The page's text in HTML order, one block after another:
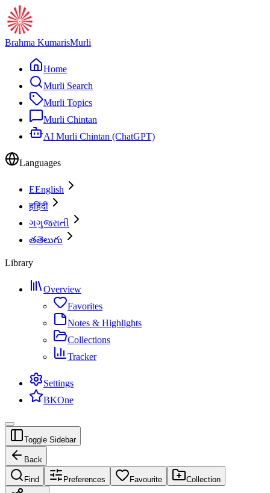
Brahma KumarisMurli
Home
Murli Search
Murli Topics
Murli Chintan
AI Murli Chintan (ChatGPT)
Languages
EEnglish
हहिंदी
ગગુજરાતી
తతెలుగు
Library
Overview
Favorites
Notes & Highlights
Collections
Tracker
Settings
BKOne
Toggle Sidebar
Back
Find Preferences Favourite Collection